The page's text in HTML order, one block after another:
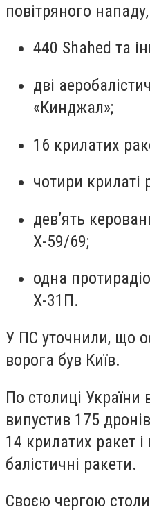
повітряного
440 Shahed та
дві
«Кинджал»;
16 крилатих
чотири крилаті
дев’ять
Х-59/69;
одна
Х-31П.
У ПС уточнили, що
ворога був Київ.
По столиці України
випустив 175
14 крилатих ракет
балістичні ракети.
Своєю чергою